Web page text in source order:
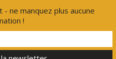
ne manquez plus aucune
!